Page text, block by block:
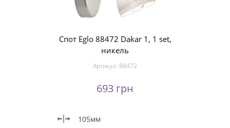
Спот Eglo 88472 Dakar 1, 1 set,
никель
Артикул: 88472
693 грн
105мм